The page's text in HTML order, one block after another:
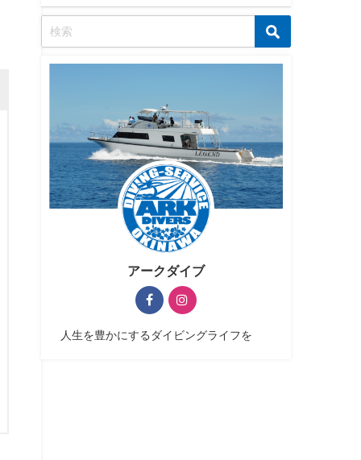
アークダイブ
人生を豊かにするダイビングライフを